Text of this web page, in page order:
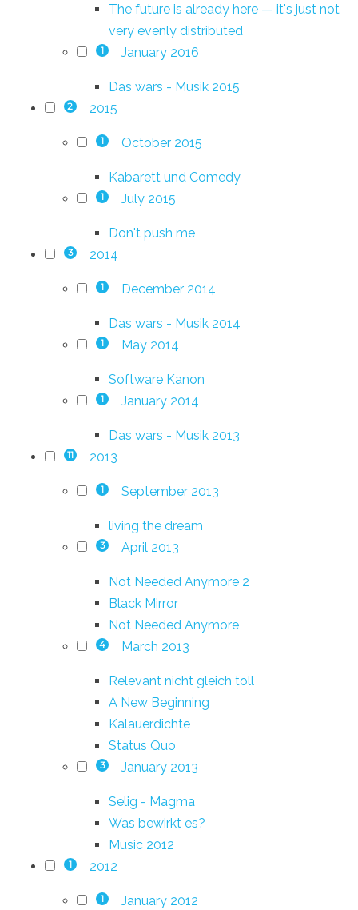
The future is already here — it's just not
very evenly distributed
1 January 2016
Das wars - Musik 2015
2 2015
1 October 2015
Kabarett und Comedy
1 July 2015
Don't push me
3 2014
1 December 2014
Das wars - Musik 2014
1 May 2014
Software Kanon
1 January 2014
Das wars - Musik 2013
11 2013
1 September 2013
living the dream
3 April 2013
Not Needed Anymore 2
Black Mirror
Not Needed Anymore
4 March 2013
Relevant nicht gleich toll
A New Beginning
Kalauerdichte
Status Quo
3 January 2013
Selig - Magma
Was bewirkt es?
Music 2012
1 2012
1 January 2012